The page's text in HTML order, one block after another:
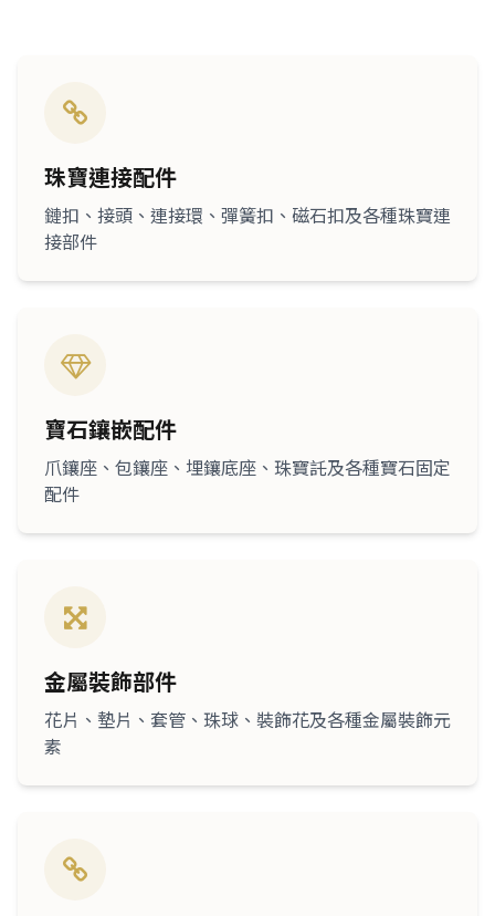
珠寶連接配件
鏈扣、接頭、連接環、彈簧扣、磁石扣及各種珠寶連
接部件
寶石鑲嵌配件
爪鑲座、包鑲座、埋鑲底座、珠寶託及各種寶石固定
配件
金屬裝飾部件
花片、墊片、套管、珠球、裝飾花及各種金屬裝飾元
素